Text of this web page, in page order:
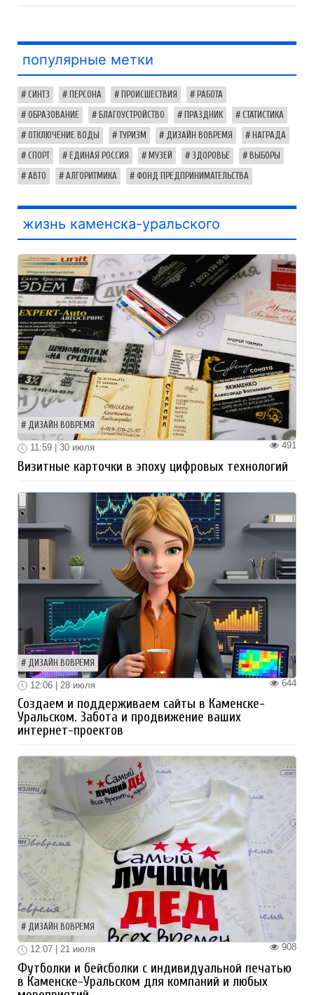
популярные метки
СИНТЗ ПЕРСОНА ПРОИСШЕСТВИЯ РАБОТА
ОБРАЗОВАНИЕ БЛАГОУСТРОЙСТВО ПРАЗДНИК СТАТИСТИКА
ОТКЛЮЧЕНИЕ ВОДЫ ТУРИЗМ ДИЗАЙН ВОВРЕМЯ НАГРАДА
СПОРТ ЕДИНАЯ РОССИЯ МУЗЕЙ ЗДОРОВЬЕ ВЫБОРЫ
АВТО АЛГОРИТМИКА ФОНД ПРЕДПРИНИМАТЕЛЬСТВА
жизнь каменска-уральского
ДИЗАЙН ВОВРЕМЯ
491
11:59 | 30 июля
Визитные карточки в эпоху цифровых технологий
ДИЗАЙН ВОВРЕМЯ
644
12:06 | 28 июля
Создаем и поддерживаем сайты в Каменске-
Уральском. Забота и продвижение ваших
интернет-проектов
ДИЗАЙН ВОВРЕМЯ
908
12:07 | 21 июля
Футболки и бейсболки с индивидуальной печатью
в Каменске-Уральском для компаний и любых